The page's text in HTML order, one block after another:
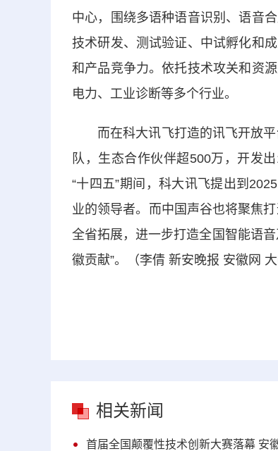
中心，围绕多语种语音识别、语音
技术研发、测试验证、中试孵化和
和产品竞争力。依托技术攻关和资
电力、工业诊断等多个行业。
而在科大讯飞打造的讯飞开放平
队，生态合作伙伴超500万，开发
“十四五”期间，科大讯飞提出到
业的领导者。而中国声谷也将聚焦
全省拓展，进一步打造全国智能语
徽贡献”。（李倩 新安晚报 安徽网
相关新闻
首届全国颠覆性技术创新大赛落幕 安